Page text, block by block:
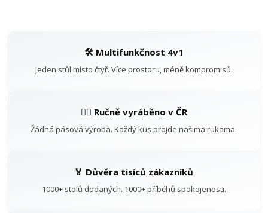
🛠️ Multifunkčnost 4v1
Jeden stůl místo čtyř. Více prostoru, méně kompromisů.
👷‍♂️ Ručně vyráběno v ČR
Žádná pásová výroba. Každý kus projde našima rukama.
🏅 Důvěra tisíců zákazníků
1000+ stolů dodaných. 1000+ příběhů spokojenosti.